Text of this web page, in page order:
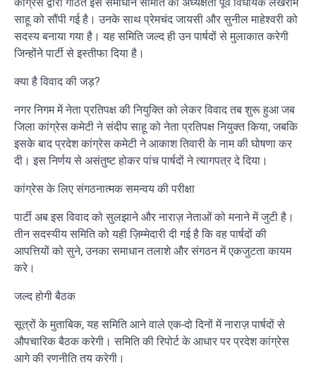
साहू को सौंपी गई है। उनके साथ प्रेमचंद जायसी और सुनील माहेश्वरी को
सदस्य बनाया गया है। यह समिति जल्द ही उन पार्षदों से मुलाकात करेगी
जिन्होंने पार्टी से इस्तीफा दिया है।
क्या है विवाद की जड़?
नगर निगम में नेता प्रतिपक्ष की नियुक्ति को लेकर विवाद तब शुरू हुआ जब
जिला कांग्रेस कमेटी ने संदीप साहू को नेता प्रतिपक्ष नियुक्त किया, जबकि
इसके बाद प्रदेश कांग्रेस कमेटी ने आकाश तिवारी के नाम की घोषणा कर
दी। इस निर्णय से असंतुष्ट होकर पांच पार्षदों ने त्यागपत्र दे दिया।
कांग्रेस के लिए संगठनात्मक समन्वय की परीक्षा
पार्टी अब इस विवाद को सुलझाने और नाराज़ नेताओं को मनाने में जुटी है।
तीन सदस्यीय समिति को यही ज़िम्मेदारी दी गई है कि वह पार्षदों की
आपत्तियों को सुने, उनका समाधान तलाशे और संगठन में एकजुटता कायम
करे।
जल्द होगी बैठक
सूत्रों के मुताबिक, यह समिति आने वाले एक-दो दिनों में नाराज़ पार्षदों से
औपचारिक बैठक करेगी। समिति की रिपोर्ट के आधार पर प्रदेश कांग्रेस
आगे की रणनीति तय करेगी।